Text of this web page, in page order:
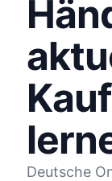
Deutsche